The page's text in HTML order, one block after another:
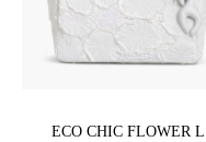
ECO CHIC FLOWER L